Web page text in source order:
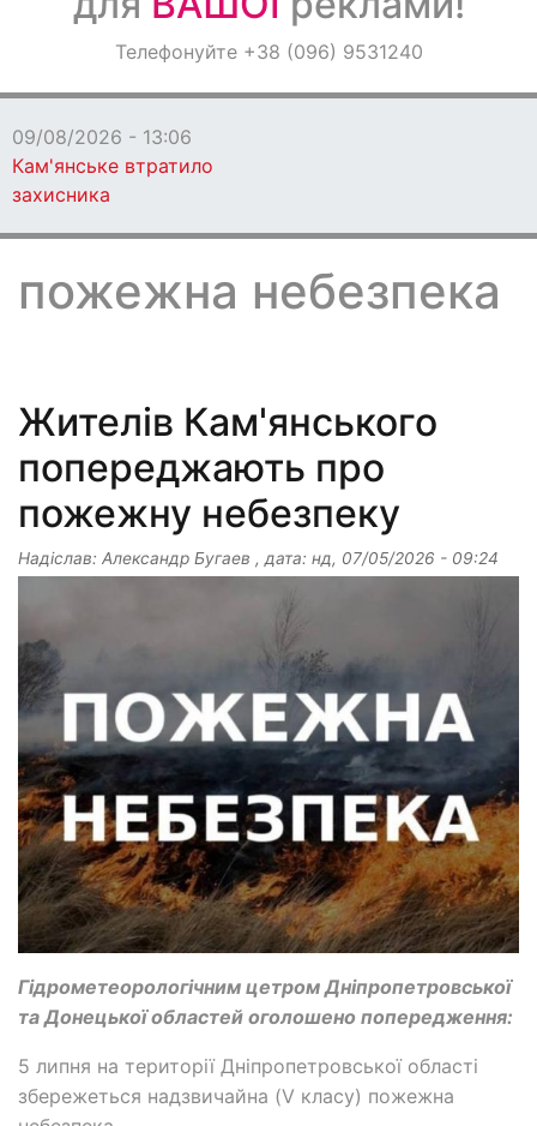
ОголошенняТелефонуйте +38 (096) 9531240
- 13:06
втратило
пожежна небезпека
Жителів Кам'янського
попереджають про
пожежну небезпеку
Надіслав: Александр Бугаев , дата: нд, 07/05/2026 - 09:24
Гідрометеорологічним цетром Дніпропетровської
та Донецької областей оголошено попередження:
5 липня на території Дніпропетровської області
збережеться надзвичайна (V класу) пожежна